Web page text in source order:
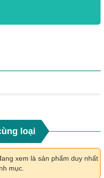
loại
xem là sản phẩm duy nhất
mục.